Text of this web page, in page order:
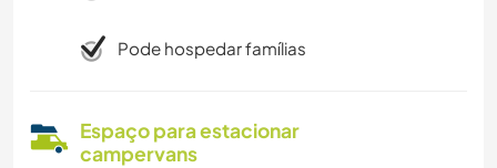
Pode hospedar famílias
Espaço para estacionar
campervans